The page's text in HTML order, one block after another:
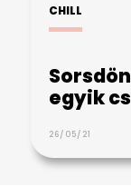
CHILL
egyik
26/05/21